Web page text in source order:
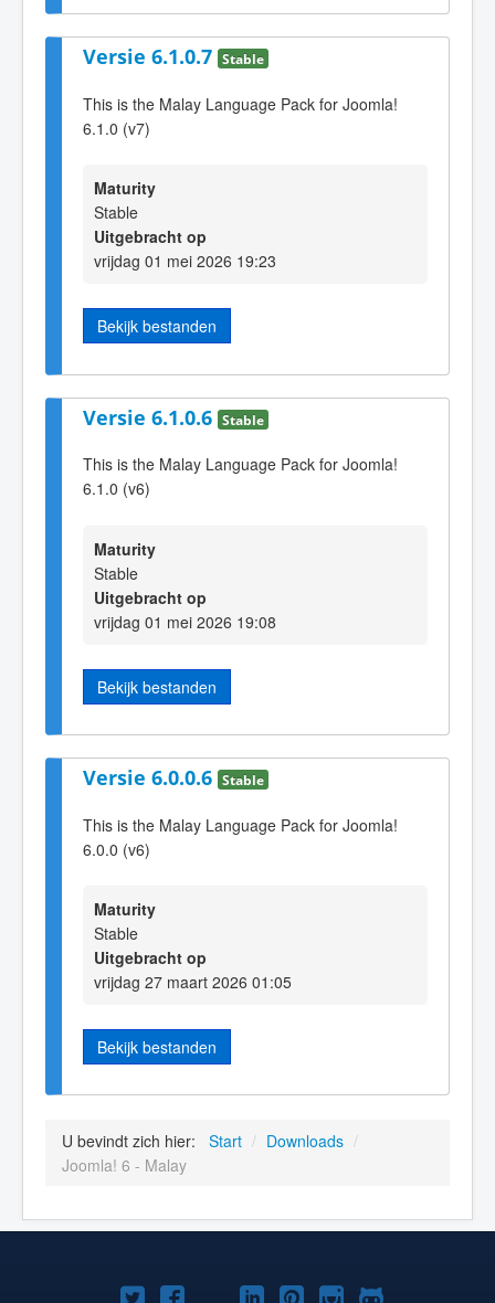
Versie 6.1.0.7 Stable
This is the Malay Language Pack for Joomla!
6.1.0 (v7)
Maturity
Stable
Uitgebracht op
vrijdag 01 mei 2026 19:23
Bekijk bestanden
Versie 6.1.0.6 Stable
This is the Malay Language Pack for Joomla!
6.1.0 (v6)
Maturity
Stable
Uitgebracht op
vrijdag 01 mei 2026 19:08
Bekijk bestanden
Versie 6.0.0.6 Stable
This is the Malay Language Pack for Joomla!
6.0.0 (v6)
Maturity
Stable
Uitgebracht op
vrijdag 27 maart 2026 01:05
Bekijk bestanden
U bevindt zich hier: Start / Downloads /
Joomla! 6 - Malay